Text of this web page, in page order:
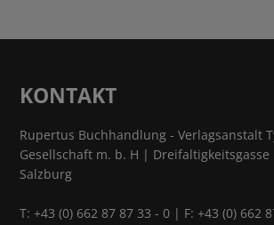
KONTAKT
Rupertus Buchhandlung - Verlagsanstalt
Gesellschaft m. b. H | Dreifaltigkeitsgasse
Salzburg
T:+43 (0) 662 87 87 33 - 0 | F: +43 (0) 662